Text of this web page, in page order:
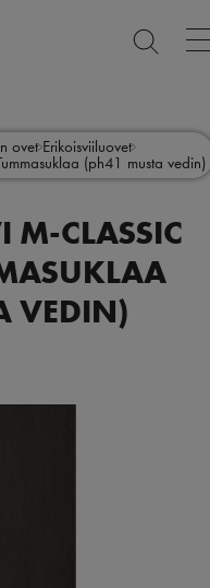
ovet Erikoisviiluovet
(ph41 musta vedin)
M-CLASSIC
VEDIN)